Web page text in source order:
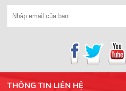
THÔNG TIN LIÊN HỆ